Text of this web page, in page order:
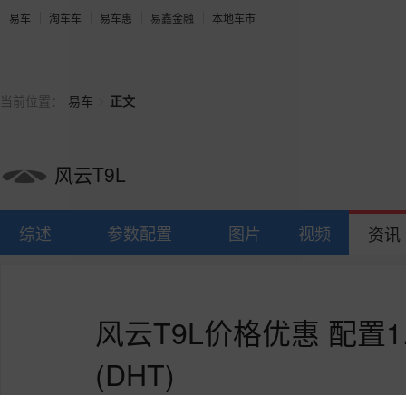
易车 淘车车 易车惠 易鑫金融 本地车市
当前位置： 易车 正文
风云T9L
综述 参数配置 图片 视频 资讯
风云T9L价格优惠 配置
(DHT)